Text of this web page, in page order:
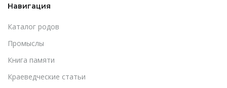
Навигация
Каталог родов
Промыслы
Книга памяти
Краеведческие статьи